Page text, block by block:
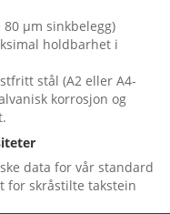
µm sinkbelegg)
holdbarhet i
stål (A2 eller A4-
korrosjon og
data for vår standard
for skråstilte takstein